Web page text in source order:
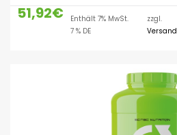
51,92€
Enthält 7% MwSt.
7 % DE
zzgl.
Versand